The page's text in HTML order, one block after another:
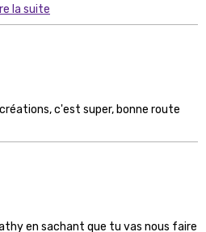
la suite
c'est super, bonne route
en sachant que tu vas nous faire